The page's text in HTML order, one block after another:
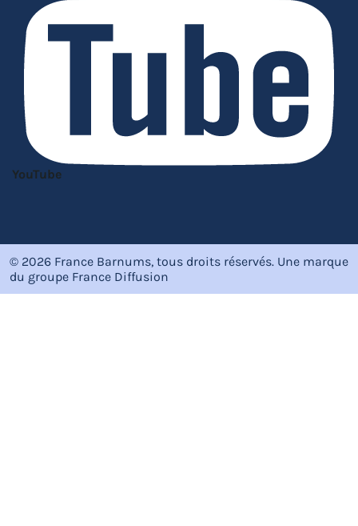
YouTube
© 2026 France Barnums, tous droits réservés. Une marque
du groupe France Diffusion